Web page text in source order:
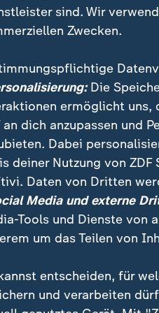
drei Menschen bei
hohe Abgeordneten-
in Brand gesetzt.
sind. Wir
Zwecken.
Die
ermöglicht uns,
an dich anzupassen und
Dabei
deiner Nutzung von
Daten von Dritten
Media und externe
Tools und Dienste von
um das Teilen von
entscheiden, für
und verarbeiten